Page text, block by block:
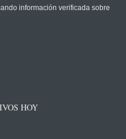
información verificada sobre
HOY